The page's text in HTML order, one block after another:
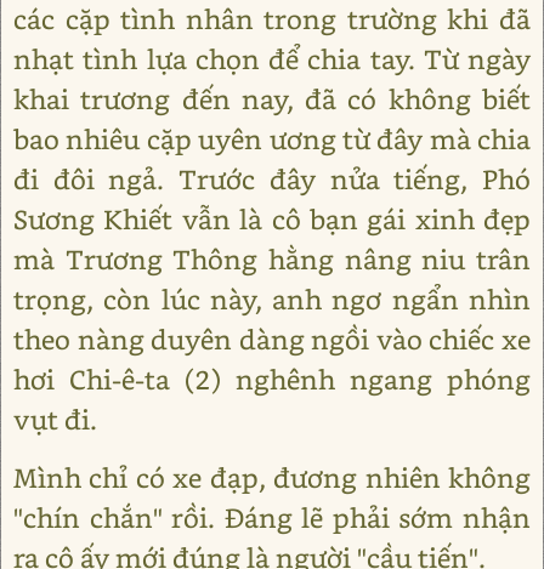
các cặp tình nhân trong trường khi đã
nhạt tình lựa chọn để chia tay. Từ ngày
khai trương đến nay, đã có không biết
bao nhiêu cặp uyên ương từ đây mà chia
đi đôi ngả. Trước đây nửa tiếng, Phó
Sương Khiết vẫn là cô bạn gái xinh đẹp
mà Trương Thông hằng nâng niu trân
trọng, còn lúc này, anh ngơ ngẩn nhìn
theo nàng duyên dàng ngồi vào chiếc xe
hơi Chi-ê-ta (2) nghênh ngang phóng
vụt đi.
Mình chỉ có xe đạp, đương nhiên không
"chín chắn" rồi. Đáng lẽ phải sớm nhận
ra cô ấy mới đúng là người "cầu tiến".